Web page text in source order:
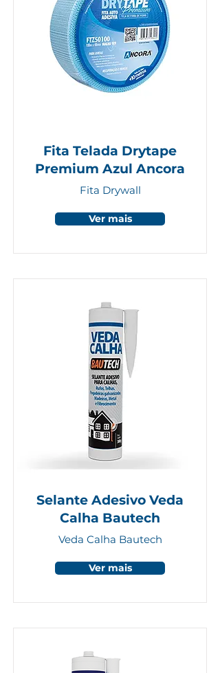
Fita Telada Drytape
Premium Azul Ancora
Fita Drywall
Ver mais
Selante Adesivo Veda
Calha Bautech
Veda Calha Bautech
Ver mais